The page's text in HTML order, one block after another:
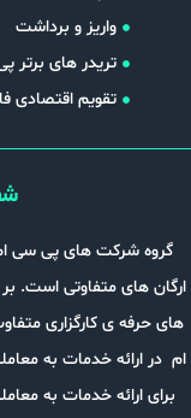
واریز و برداشت
تریدر های برتر
تقویم اقتصادی
گروه شرکت های پی سی
ارگان های متفاوتی است.
های حرفه ی کارگزاری
ام در ارائه خدمات به
برای ارائه خدمات به